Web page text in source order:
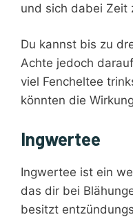
und sich dabei Zeit
Du kannst bis zu
Achte jedoch
viel Fencheltee
könnten die
Ingwertee
Ingwertee ist ein
das dir bei
besitzt